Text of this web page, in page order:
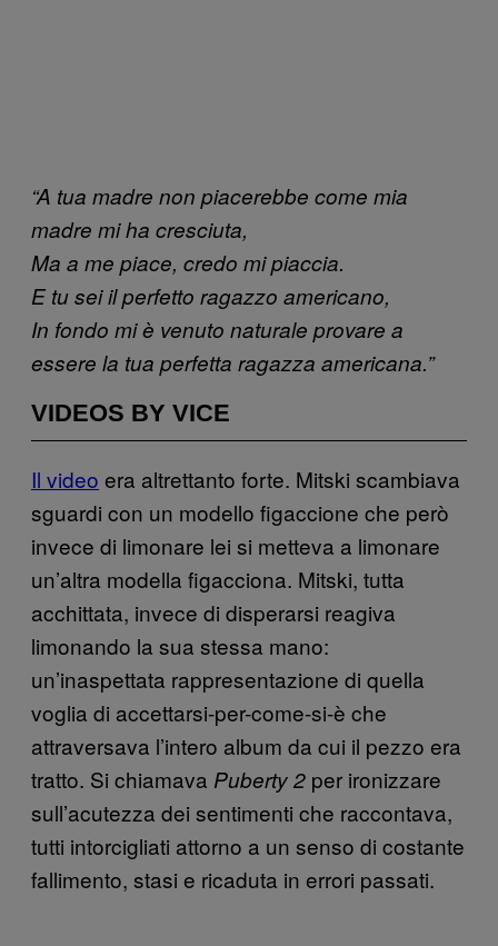
“A tua madre non piacerebbe come mia
madre mi ha cresciuta,
Ma a me piace, credo mi piaccia.
E tu sei il perfetto ragazzo americano,
In fondo mi è venuto naturale provare a
essere la tua perfetta ragazza americana.”
VIDEOS BY VICE
Il video era altrettanto forte. Mitski scambiava
sguardi con un modello figaccione che però
invece di limonare lei si metteva a limonare
un’altra modella figacciona. Mitski, tutta
acchittata, invece di disperarsi reagiva
limonando la sua stessa mano:
un’inaspettata rappresentazione di quella
voglia di accettarsi-per-come-si-è che
attraversava l’intero album da cui il pezzo era
tratto. Si chiamava Puberty 2 per ironizzare
sull’acutezza dei sentimenti che raccontava,
tutti intorcigliati attorno a un senso di costante
fallimento, stasi e ricaduta in errori passati.